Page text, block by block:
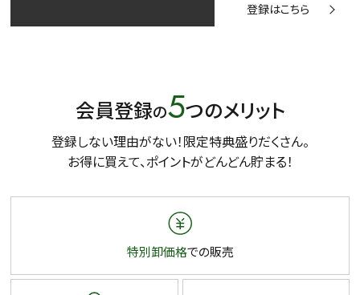
登録はこちら
会員登録の5つのメリット
登録しない理由がない！限定特典盛りだくさん。
お得に買えて、ポイントがどんどん貯まる！
特別卸価格での販売